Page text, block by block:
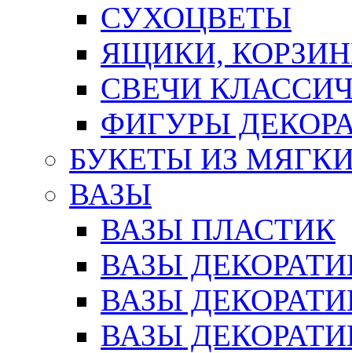
СУХОЦВЕТЫ
ЯЩИКИ,
СВЕЧИ
ФИГУРЫ
БУКЕТЫ ИЗ
ВАЗЫ
ВАЗЫ ПЛАСТИК
ВАЗЫ
ВАЗЫ
ВАЗЫ